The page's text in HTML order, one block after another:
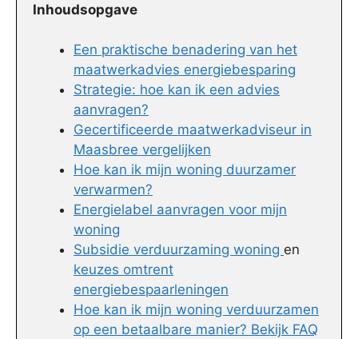
Inhoudsopgave
Een praktische benadering van het
maatwerkadvies energiebesparing
Strategie: hoe kan ik een advies
aanvragen?
Gecertificeerde maatwerkadviseur in
Maasbree vergelijken
Hoe kan ik mijn woning duurzamer
verwarmen?
Energielabel aanvragen voor mijn
woning
Subsidie verduurzaming woning en
keuzes omtrent
energiebespaarleningen
Hoe kan ik mijn woning verduurzamen
op een betaalbare manier? Bekijk FAQ